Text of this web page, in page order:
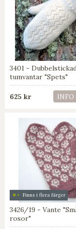
3401 -
tumvantar "Spets"
625 kr INFO
Finns i flera färger
3426/19 - Vante
rosor"